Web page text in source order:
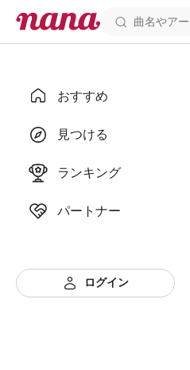
おすすめ
見つける
ランキング
パートナー
ログイン